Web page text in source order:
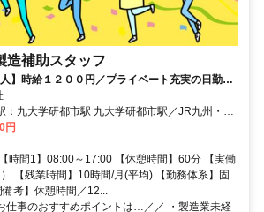
造補助スタッフ
】時給１２００円／プライベート充実の日勤・
代前半男性活躍中
駅 九大学研都市駅／JR九州・肥
7分／徒歩18分） ※今宿駅より（車5分）／周船
円
時間1】08:00～17:00 【休憩時間】60分 【実働
【残業時間】10時間/月(平均) 【勤務体系】固
考】休憩時間／12...
仕事のおすすめポイントは…／／ ・製造業未経